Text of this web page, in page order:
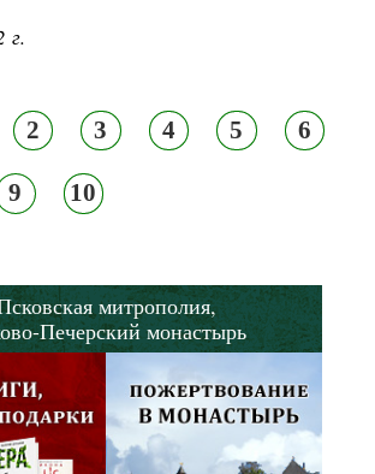
г.
2 3 4 5 6
9 10
митрополия,
Печерский монастырь